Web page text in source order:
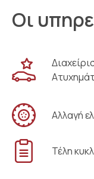
Οι
Αλλαγή
Τέλη